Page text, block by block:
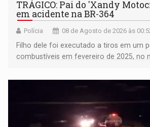
TRÁGICO: Pai do 'Xandy
em acidente na BR-364
Polícia 08 de Agosto de 2026 às
Filho dele foi executado a tiros em um
combustíveis em fevereiro de 2025, no